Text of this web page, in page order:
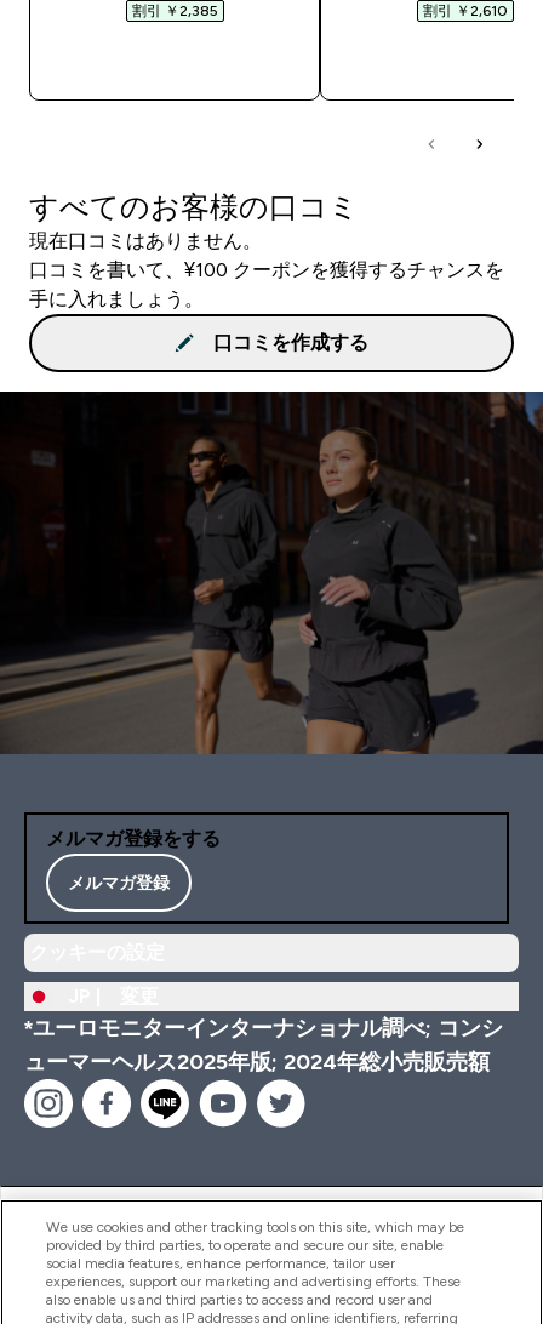
割引 ￥2,385‎
割引 ￥2,610‎
すべてのお客様の口コミ
現在口コミはありません。
口コミを書いて、¥100 クーポンを獲得するチャンスを
手に入れましょう。
口コミを作成する
メルマガ登録をする
メルマガ登録
*ユーロモニターインターナショナル調べ; コンシ
ューマーヘルス2025年版; 2024年総小売販売額
ヘルプ＆ガイド
商品について
We use cookies and other tracking tools on this site, which may be
provided by third parties, to operate and secure our site, enable
social media features, enhance performance, tailor user
experiences, support our marketing and advertising efforts. These
also enable us and third parties to access and record user and
activity data, such as IP addresses and online identifiers, referring